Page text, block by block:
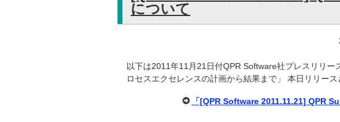
について
以下は2011年11月21日付QPR Software社プレスリリ
ロセスエクセレンスの計画から結果まで」 本日リリー
「[QPR Software 2011.11.21] QPR